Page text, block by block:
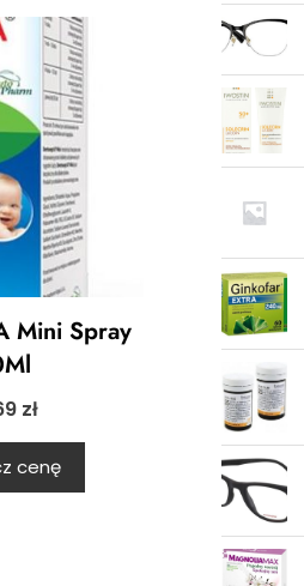
Mini Spray
zł
cenę